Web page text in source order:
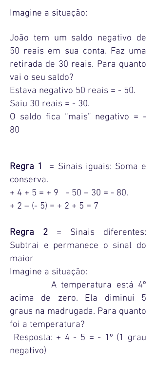
Imagine a situação:
João tem um saldo negativo de
50 reais em sua conta. Faz uma
retirada de 30 reais. Para quanto
vai o seu saldo?
Estava negativo 50 reais = - 50.
Saiu 30 reais = - 30.
O saldo fica “mais” negativo = -
80
Regra 1
= Sinais iguais: Soma e
conserva.
+ 4 + 5 = + 9 - 50 – 30 = - 80.
+ 2 – (- 5) = + 2 + 5 = 7
Regra 2 = Sinais diferentes:
Subtrai e permanece o sinal do
maior
Imagine a situação:
A temperatura está 4º
acima de zero. Ela diminui 5
graus na madrugada. Para quanto
foi a temperatura?
Resposta: + 4 - 5 = - 1º (1 grau
negativo)